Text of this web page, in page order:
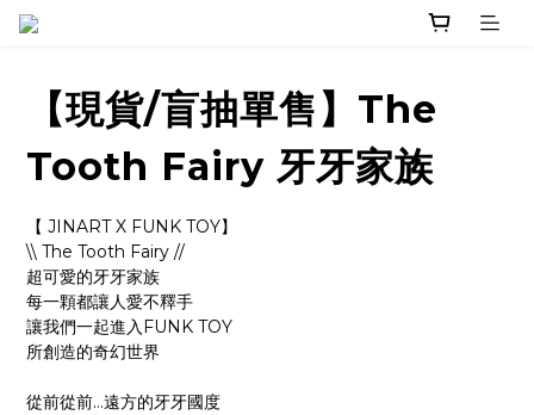
【現貨/盲抽單售】The
Tooth Fairy 牙牙家族
【 JINART X FUNK TOY】
\\ The Tooth Fairy //
超可愛的牙牙家族
每一顆都讓人愛不釋手
讓我們一起進入FUNK TOY
所創造的奇幻世界
從前從前…遠方的牙牙國度